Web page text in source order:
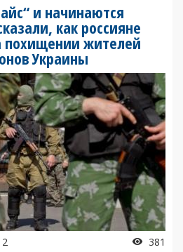
и начинаются
как россияне
похищении жителей
Украины
381